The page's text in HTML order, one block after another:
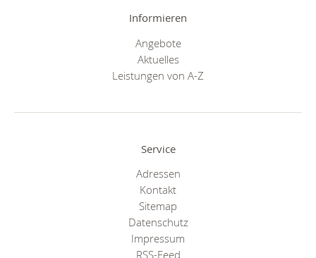
Informieren
Angebote
Aktuelles
Leistungen von A-Z
Service
Adressen
Kontakt
Sitemap
Datenschutz
Impressum
RSS-Feed